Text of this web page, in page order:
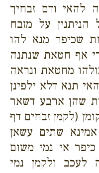
להאי ודם זבחיך
על מזבח
שכיפר מנא להו
אף חטאת שנתנה
מחטאת ונראה
תנא דלא ילפינן
שהן ארבע דשאר
(לקמן זבחים דף
שתים עשאן
אי נמי משום
לעכב ולקמן נמי